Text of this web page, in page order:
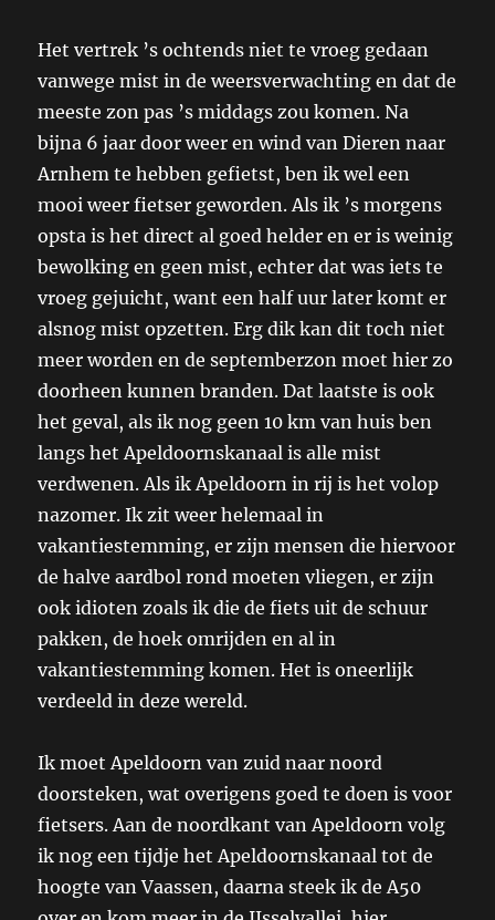
Het vertrek ’s ochtends niet te vroeg gedaan
vanwege mist in de weersverwachting en dat de
meeste zon pas ’s middags zou komen. Na
bijna 6 jaar door weer en wind van Dieren naar
Arnhem te hebben gefietst, ben ik wel een
mooi weer fietser geworden. Als ik ’s morgens
opsta is het direct al goed helder en er is weinig
bewolking en geen mist, echter dat was iets te
vroeg gejuicht, want een half uur later komt er
alsnog mist opzetten. Erg dik kan dit toch niet
meer worden en de septemberzon moet hier zo
doorheen kunnen branden. Dat laatste is ook
het geval, als ik nog geen 10 km van huis ben
langs het Apeldoornskanaal is alle mist
verdwenen. Als ik Apeldoorn in rij is het volop
nazomer. Ik zit weer helemaal in
vakantiestemming, er zijn mensen die hiervoor
de halve aardbol rond moeten vliegen, er zijn
ook idioten zoals ik die de fiets uit de schuur
pakken, de hoek omrijden en al in
vakantiestemming komen. Het is oneerlijk
verdeeld in deze wereld.
Ik moet Apeldoorn van zuid naar noord
doorsteken, wat overigens goed te doen is voor
fietsers. Aan de noordkant van Apeldoorn volg
ik nog een tijdje het Apeldoornskanaal tot de
hoogte van Vaassen, daarna steek ik de A50